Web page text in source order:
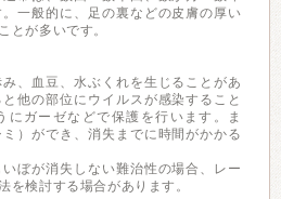
一般的に、足の裏などの皮膚の厚い
とが多いです。
、血豆、水ぶくれを生じることがあ
他の部位にウイルスが感染すること
にガーゼなどで保護を行います。ま
）ができ、消失までに時間がかかる
ぼが消失しない難治性の場合、レー
を検討する場合があります。